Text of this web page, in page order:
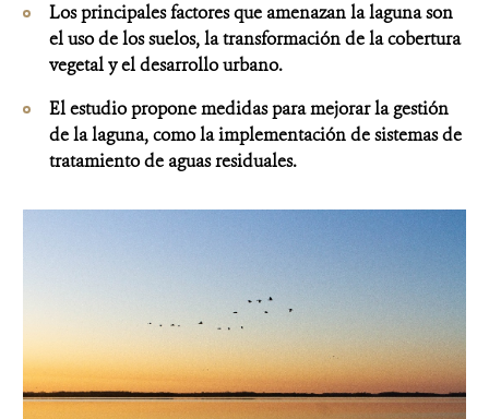
Los principales factores que amenazan la laguna son
el uso de los suelos, la transformación de la cobertura
vegetal y el desarrollo urbano.
El estudio propone medidas para mejorar la gestión
de la laguna, como la implementación de sistemas de
tratamiento de aguas residuales.